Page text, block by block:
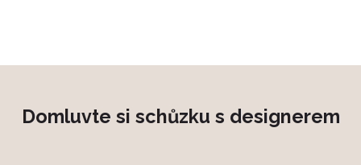
Domluvte si schůzku s designerem